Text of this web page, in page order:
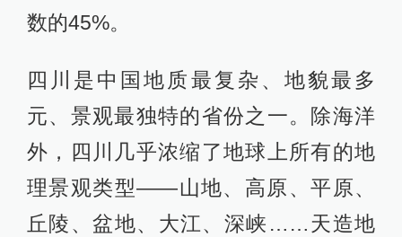
数的45%。
四川是中国地质最复杂、地貌最多
元、景观最独特的省份之一。除海洋
外，四川几乎浓缩了地球上所有的地
理景观类型——山地、高原、平原、
丘陵、盆地、大江、深峡……天造地